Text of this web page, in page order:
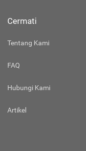
Cermati
Tentang Kami
FAQ
Hubungi Kami
Artikel